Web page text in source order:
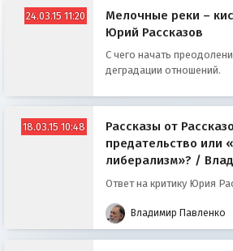
24.03.15 11:20
Мелочные реки –
Юрий Рассказов
С чего начать
деградации отношений.
18.03.15 10:48
Рассказы от
предательство или
либерализм»? /
Ответ на критику Юрия
Владимир Павленко